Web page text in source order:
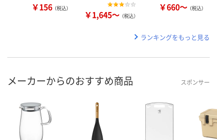
￥156 （税込）
￥1,645～ （税込）
￥660～ （税込）
ランキングをもっと見る
メーカーからのおすすめ商品 スポンサー